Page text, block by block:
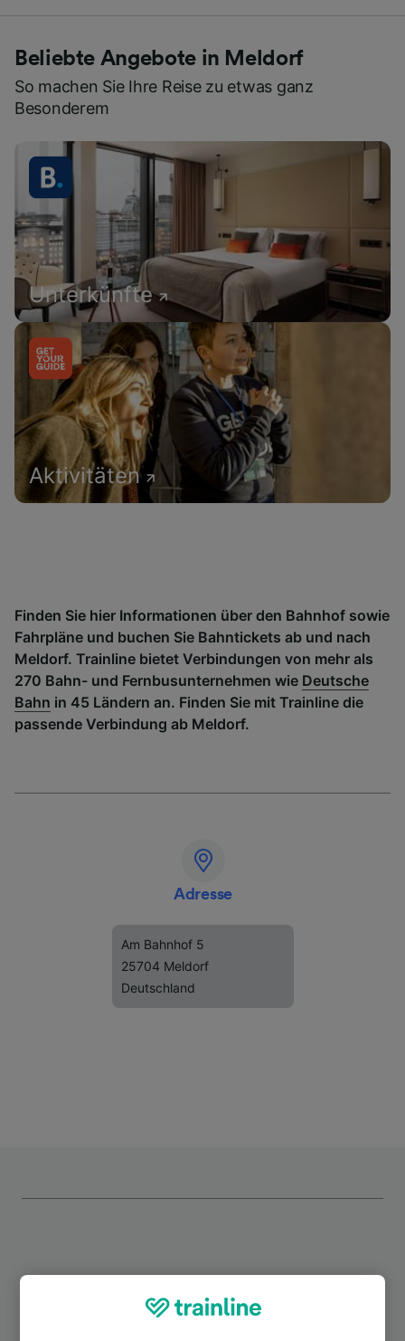
Beliebte Angebote in Meldorf
So machen Sie Ihre Reise zu etwas ganz
Besonderem
Unterkünfte
Aktivitäten
Finden Sie hier Informationen über den Bahnhof sowie
Fahrpläne und buchen Sie Bahntickets ab und nach
Meldorf. Trainline bietet Verbindungen von mehr als
270 Bahn- und Fernbusunternehmen wie Deutsche
Bahn in 45 Ländern an. Finden Sie mit Trainline die
passende Verbindung ab Meldorf.
Adresse
Am Bahnhof 5
25704 Meldorf
Deutschland